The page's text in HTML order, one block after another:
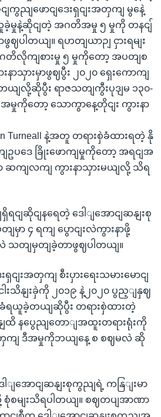
ကွညျဖောငျဒေးရှငျးအတှကျ မွနေဲ့
မှုနဲ့ဆိုငျတဲ့ အဂတိအမှု ၅ မှုကို တနငျ်
ဖွဈပါတယျ။ ရဟတျယာဉျ ငှားရမျး
တိလိုကျစားမှု ၅ မှုကိုတော့ အပတျစ
းနာသှားမှာဖွဈပွီး ၂၀၂၀ ရှေးကောကျ
ယျလို့ဆိုပွီး ရာဇသတျကွီးပုဒျမ ၁၃၀-
မှုကိုတော့ သောကွာနေ့တိုငျး ကွားနာ
Turneall နဲ့အတူ တရားစှဲခံထားရတဲ့ နို
ပဒေ ခြိုးဖောကျမှုကိုတော့ အရငျအ
ဆကျလကျ ကွားနာသှားမယျလို့ သိရ
ရငျဆိုငျနရေတဲ့ ဒေါျအောငျဆနျးစု
၄ ရကျ ပွောငျးလဲကွားနာဖို့
သတျမှတျခဲ့တာဖွဈပါတယျ။
ရှငျးအတှကျ စီးပှားရေးသမားမောငျ
းသိနျးခှဲကို ၂၀၁၉ နဲ့၂၀၂၀ ပွည့ျနှဈ
ရယူခဲ့တယျဆိုပွီး တရားစှဲထားတဲ့
ထိ နပွေညျတောျအထူးတရားရုံးကို
ကျ ဒီအမှုကိုဘယျနေ့ စ စဈမလဲ ဆို
ါျအောငျဆနျးစုကွညျရဲ့ ကနြျးမာ
စုံစမျးသိရပါတယျ။ စဈတပျအာဏာ